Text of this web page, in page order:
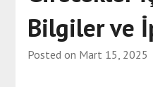
Bilgiler ve
Posted on Mart 15, 2025